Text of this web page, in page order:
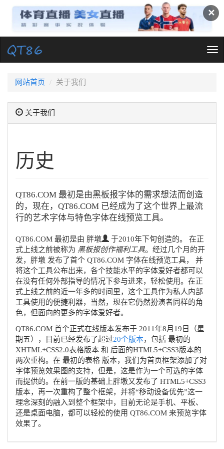
✕
网站首页 关于我们
关于我们
历史
QT86.COM 最初是由黑板报字体的需求想法而创造
的，现在，QT86.COM 已经成为了这个世界上最流
行的艺术字体与特色字体在线预览工具。
QT86.COM 最初是由 胖墩
于2010年下旬创造的。 在正
式上线之前被称为 黑板报创作福利工具。经过几个月的开
发，胖墩 发布了首个 QT86.COM 字体在线预览工具， 并
将这个工具公布出来，各个技能水平的字体爱好者都可以
在没有任何外部指导的情况下参与进来，轻松使用。在正
式上线之前的近一年多的时间里，这个工具作为私人内部
工具使用的便捷利器，当然，现在它仍然扮演者同样的角
色，但面向的更多的字体爱好者。
QT86.COM 首个正式在线版本发布于 2011年8月19日（星
期五）
，目前已经发布了超过20个版本，包括 最初的
XHTML+CSS2.0表格版本 和 后面的HTML5+CSS3版本的
两次重构。在 最初的表格 版本，我们为首页框架添加了对
字体预览效果图的支持，但是，这是作为一个可选的字体
而提供的。在前一版的基础上胖墩又发布了 HTML5+CSS3
版本，再一次重构了整个框架，并将“移动设备优先”这一
理念深刻的融入到整个框架中，目前无论是手机、平板、
还是桌面电脑，都可以轻松的使用 QT86.COM 来预览字体
效果了。